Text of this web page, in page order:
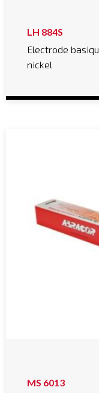
LH 884S
Electrode
nickel
MS 6013